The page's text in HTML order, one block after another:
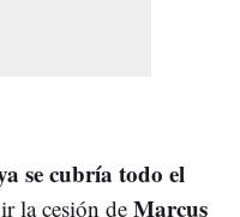
se cubría todo el
la cesión de Marcus